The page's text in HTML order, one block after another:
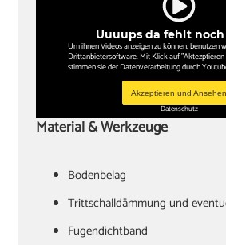
Uuuups da fehlt
Um ihnen Videos anzeigen zu können, benutzen
Drittanbietersoftware. Mit Klick auf "Aktezptieren
stimmen sie der Datenverarbeitung durch
Akzeptieren und Ansehen
Datenschutz
Material & Werkzeuge
Bodenbelag
Trittschalldämmung und
Fugendichtband